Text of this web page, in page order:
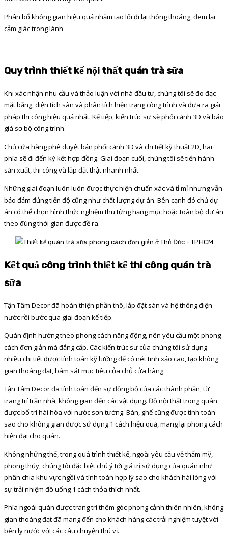
Phân bổ không gian hiệu quả nhằm tạo lối đi lại thông thoáng, đem lại
cảm giác trong lành
Quy trình thiết kế nội thất quán trà sữa
Khi xác nhận nhu cầu và thảo luận với nhà đầu tư, chúng tôi sẽ đo đạc
mặt bằng, diện tích sàn và phân tích hiện trạng công trình và đưa ra giải
pháp thi công hiệu quả nhất. Kế tiếp, kiến trúc sư sẽ phối cảnh 3D và báo
giá sơ bộ công trình.
Chủ cửa hàng phê duyệt bản phối cảnh 3D và chi tiết kỹ thuật 2D, hai
phía sẽ đi đến ký kết hợp đồng. Giai đoạn cuối, chúng tôi sẽ tiến hành
sản xuất, thi công và lắp đặt thật nhanh nhất.
Những giai đoạn luôn luôn được thực hiện chuẩn xác và tỉ mỉ nhưng vẫn
bảo đảm đúng tiến độ cũng như chất lượng dự án. Bên cạnh đó chủ dự
án có thể chọn hình thức nghiệm thu từng hạng mục hoặc toàn bộ dự án
theo đúng thời gian được đề ra.
Kết quả công trình thiết kế thi công quán trà
sữa
Tận Tâm Decor đã hoàn thiện phần thô, lắp đặt sàn và hệ thống điện
nước rồi bước qua giai đoạn kế tiếp.
Quán định hướng theo phong cách năng động, nên yêu cầu một phong
cách đơn giản mà đẳng cấp. Các kiến trúc sư của chúng tôi sử dụng
nhiều chi tiết được tính toán kỹ lưỡng để có nét tinh xảo cao, tạo không
gian thoáng đạt, bám sát mục tiêu của chủ cửa hàng.
Tận Tâm Decor đã tính toán đến sự đồng bộ của các thành phần, từ
trang trí trần nhà, không gian đến các vật dụng. Đồ nội thất trong quán
được bố trí hài hòa với nước sơn tường. Bàn, ghế cũng được tính toán
sao cho không gian được sử dụng 1 cách hiệu quả, mang lại phong cách
hiện đại cho quán.
Không những thế, trong quá trình thiết kế, ngoài yêu cầu về thẩm mỹ,
phong thủy, chúng tôi đặc biệt chú ý tới giá trị sử dụng của quán như
phân chia khu vực ngồi và tính toán hợp lý sao cho khách hài lòng với
sự trải nhiệm đồ uống 1 cách thỏa thích nhất.
Phía ngoài quán được trang trí thêm góc phong cảnh thiên nhiên, không
gian thoáng đạt đã mang đến cho khách hàng các trải nghiệm tuyệt vời
bên ly nước với các câu chuyện thú vị.